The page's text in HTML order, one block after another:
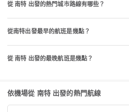
從 南特 出發的熱門城市路線有哪些？
從南特出發最早的航班是幾點？
從 南特 出發的最晚航班是幾點？
依機場從 南特 出發的熱門航線